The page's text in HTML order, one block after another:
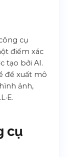
cụ
điểm xác
tạo bởi AI.
đề xuất mô
ảnh,
cụ